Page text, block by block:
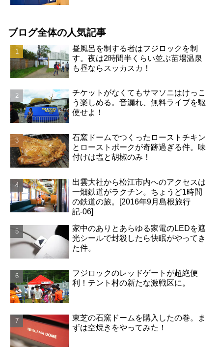
ブログ全体の人気記事
昼風呂を制する者はフジロックを制
す。夜は2時間半くらい並ぶ苗場温泉
も昼ならスッカスカ！
チケットがなくてもサマソニはけっこ
う楽しめる。音漏れ、無料ライブを駆
使せよ！
石窯ドームでつくったローストチキン
とローストポークが奇跡過ぎる件。味
付けは塩と胡椒のみ！
出雲大社から松江市内へのアクセスは
一畑鉄道がラクチン。ちょうど1時間
の鉄道の旅。[2016年9月島根旅行
記-06]
家中のありとあらゆる家電のLEDを遮
光シールで封殺したら快眠がやってき
た件。
フジロックのレッドゲートが超絶便
利！テント村の新たな激戦区に。
東芝の石窯ドームを購入したの巻。ま
ずは空焼きをやってみた！